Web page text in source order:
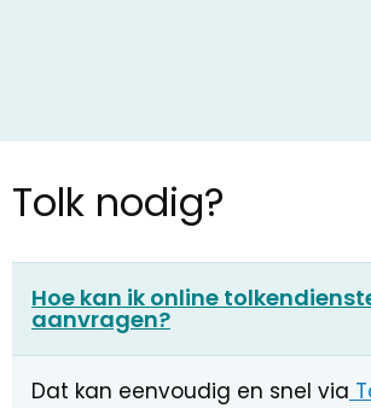
Tolk nodig?
Hoe kan ik online
aanvragen?
Dat kan eenvoudig en snel via